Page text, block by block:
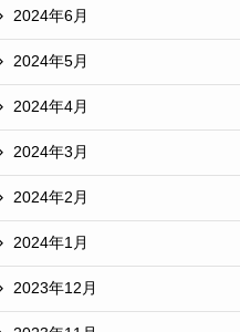
2024年6月
2024年5月
2024年4月
2024年3月
2024年2月
2024年1月
2023年12月